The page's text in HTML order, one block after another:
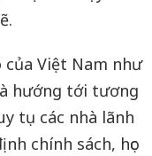
của Việt Nam như
hướng tới tương
tụ các nhà lãnh
chính sách, học